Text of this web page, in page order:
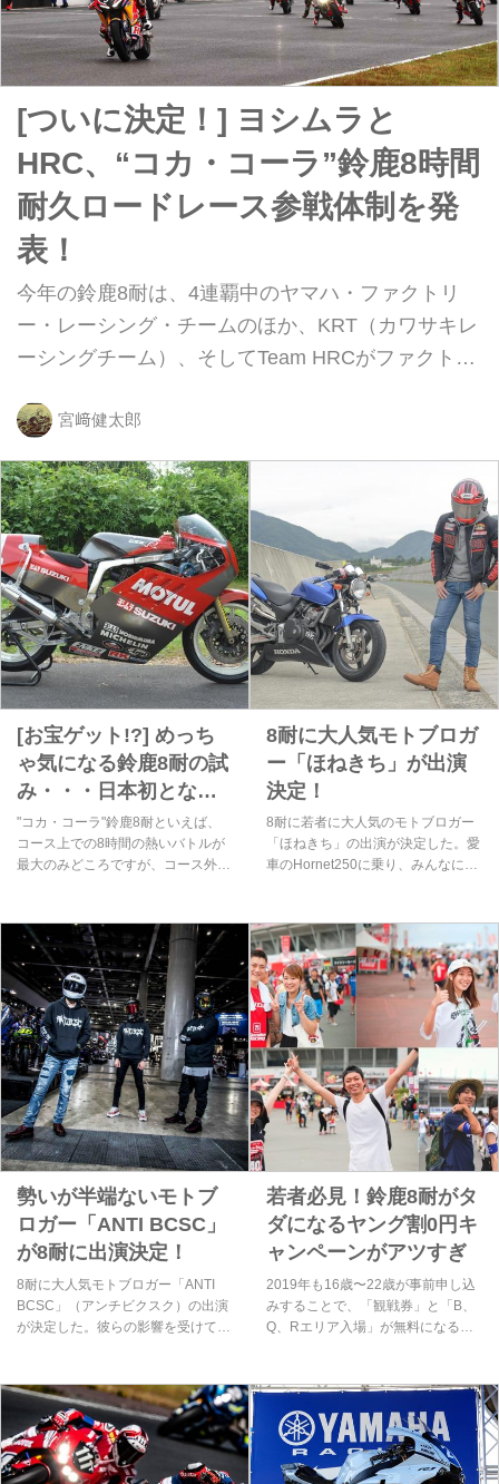
[ついに決定！] ヨシムラと
HRC、“コカ・コーラ”鈴鹿8時間
耐久ロードレース参戦体制を発
表！
今年の鈴鹿8耐は、4連覇中のヤマハ・ファクトリ
ー・レーシング・チームのほか、KRT（カワサキレ
ーシングチーム）、そしてTeam HRCがファクトリ
す。すでにヤマハとカワサキは起用するライダーを
が明らかにされました。
宮﨑健太郎
[お宝ゲット!?] めっち
ゃ気になる鈴鹿8耐の試
み・・・日本初となる
公開型「2輪車オークシ
ョン」!!!!
"コカ・コーラ"鈴鹿8耐といえば、
コース上での8時間の熱いバトルが
最大のみどころですが、コース外で
ョン」！ どんなお宝バイクがオー
クションに出品されるのか・・・？
今から気になりますね！
8耐に大人気モトブロガ
ー「ほねきち」が出演
決定！
8耐に若者に大人気のモトブロガー
「ほねきち」の出演が決定した。愛
車のHornet250に乗り、みんなに動
勢いが半端ないモトブ
ロガー「ANTI BCSC」
が8耐に出演決定！
8耐に大人気モトブロガー「ANTI
BCSC」（アンチビクスク）の出演
が決定した。彼らの影響を受けて免
BCSC」をこちらでご紹介する。
若者必見！鈴鹿8耐がタ
ダになるヤング割0円キ
ャンペーンがアツすぎ
2019年も16歳〜22歳が事前申し込
みすることで、「観戦券」と「B、
Q、Rエリア入場」が無料になる
終了となるので今すぐ申し込みを！